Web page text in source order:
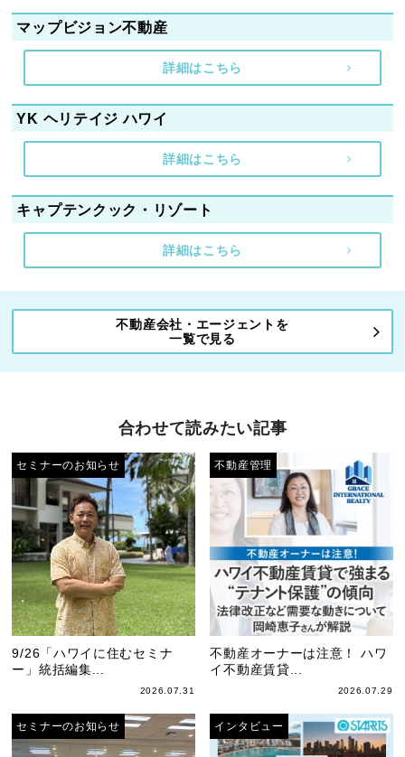
マップビジョン不動産
詳細はこちら
YK ヘリテイジ ハワイ
詳細はこちら
キャプテンクック・リゾート
詳細はこちら
不動産会社・エージェントを
一覧で見る
合わせて読みたい記事
セミナーのお知らせ
9/26「ハワイに住むセミナ
ー」統括編集...
2026.07.31
不動産管理
不動産オーナーは注意！ ハワ
イ不動産賃貸...
2026.07.29
セミナーのお知らせ インタビュー